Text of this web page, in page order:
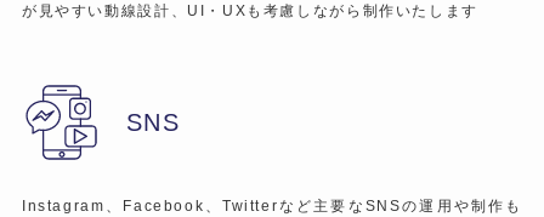
が見やすい動線設計、UI・UXも考慮しながら制作いたします
SNS
Instagram、Facebook、Twitterなど主要なSNSの運用や制作も